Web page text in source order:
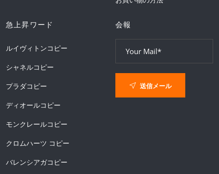
急上昇ワード
ルイヴィトンコピー
シャネルコピー
プラダコピー
ディオールコピー
モンクレールコピー
クロムハーツ コピー
バレンシアガコピー
会報
送信メール